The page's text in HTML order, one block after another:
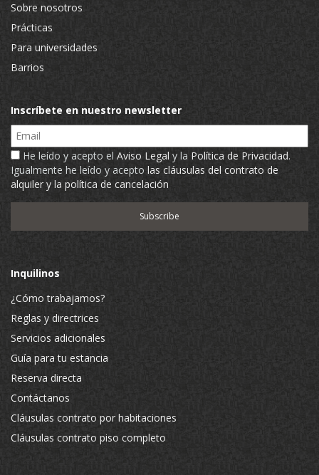
Sobre nosotros
Prácticas
Para universidades
Barrios
Inscríbete en nuestro newsletter
Email
He leído y acepto el Aviso Legal y la Política de Privacidad.
Igualmente he leído y acepto las cláusulas del contrato de
alquiler y la política de cancelación
Inquilinos
¿Cómo trabajamos?
Reglas y directrices
Servicios adicionales
Guía para tu estancia
Reserva directa
Contáctanos
Cláusulas contrato por habitaciones
Cláusulas contrato piso completo